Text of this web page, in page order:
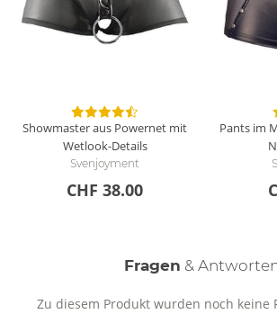
Showmaster aus Powernet mit
Wetlook-Details
Svenjoyment
CHF 38.00
Pants im
Fragen &
Zu diesem Produkt wurden noch keine